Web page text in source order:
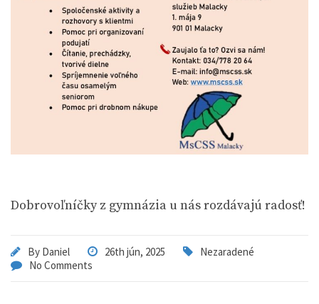
Dobrovoľníčky z gymnázia u nás rozdávajú radosť!
By Daniel 26th jún, 2025
Nezaradené
No Comments